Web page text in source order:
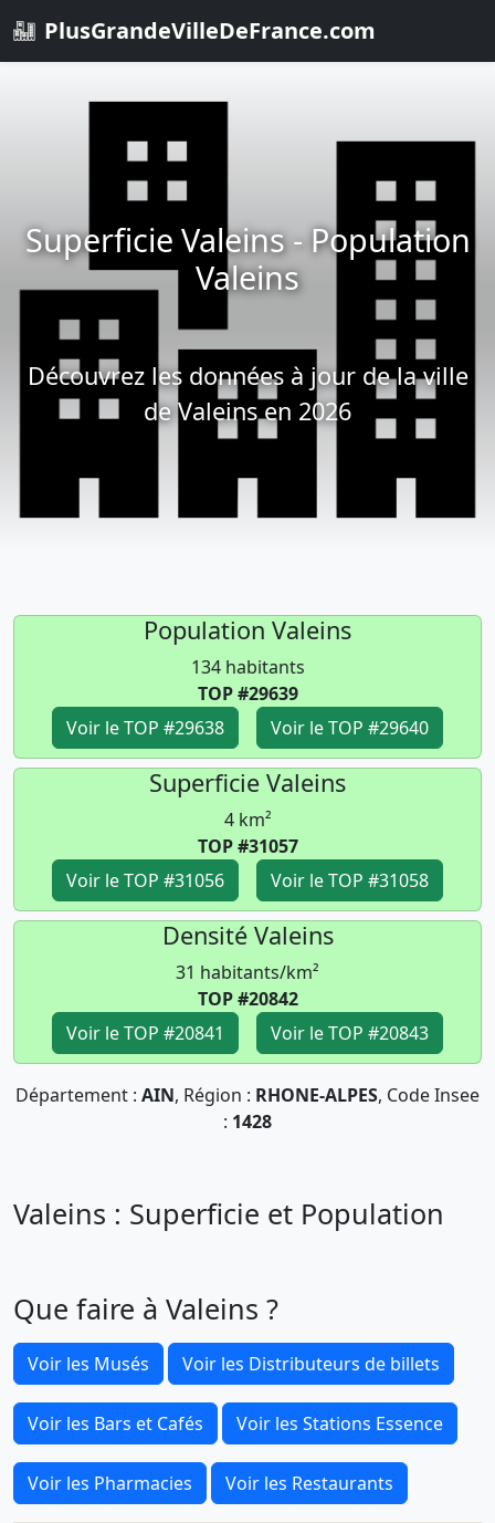
PlusGrandeVilleDeFrance.com
Superficie Valeins - Population
Valeins
Découvrez les données à jour de la ville
de Valeins en 2026
Population Valeins
134 habitants
TOP #29639
Voir le TOP #29638
Voir le TOP #29640
Superficie Valeins
4 km²
TOP #31057
Voir le TOP #31056
Voir le TOP #31058
Densité Valeins
31 habitants/km²
TOP #20842
Voir le TOP #20841
Voir le TOP #20843
Département : AIN, Région : RHONE-ALPES, Code Insee
: 1428
Valeins : Superficie et Population
Que faire à Valeins ?
Voir les Musés Voir les Distributeurs de billets
Voir les Bars et Cafés Voir les Stations Essence
Voir les Pharmacies Voir les Restaurants